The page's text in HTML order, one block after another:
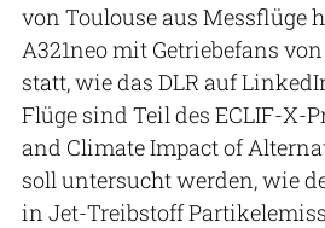
von Toulouse aus Messflüge
A321neo mit Getriebefans
statt, wie das DLR auf
Flüge sind Teil des ECLIF-X-
and Climate Impact of
soll untersucht werden, wie
in Jet-Treibstoff